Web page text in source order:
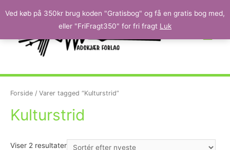
Ved køb på 350kr brug koden "Gratisbog" og få en gratis bog med,
eller "FriFragt350" for fri fragt Luk
Forside / Varer tagged “Kulturstrid”
Kulturstrid
Viser 2 resultater